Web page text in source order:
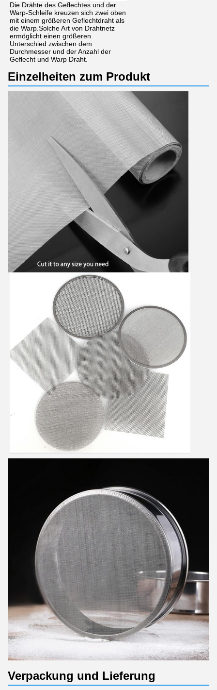
Die Drähte des Geflechtes und der
Warp-Schleife kreuzen sich zwei oben
mit einem größeren Geflechtdraht als
die Warp.Solche Art von Drahtnetz
ermöglicht einen größeren
Unterschied zwischen dem
Durchmesser und der Anzahl der
Geflecht und Warp Draht.
Einzelheiten zum Produkt
Verpackung und Lieferung